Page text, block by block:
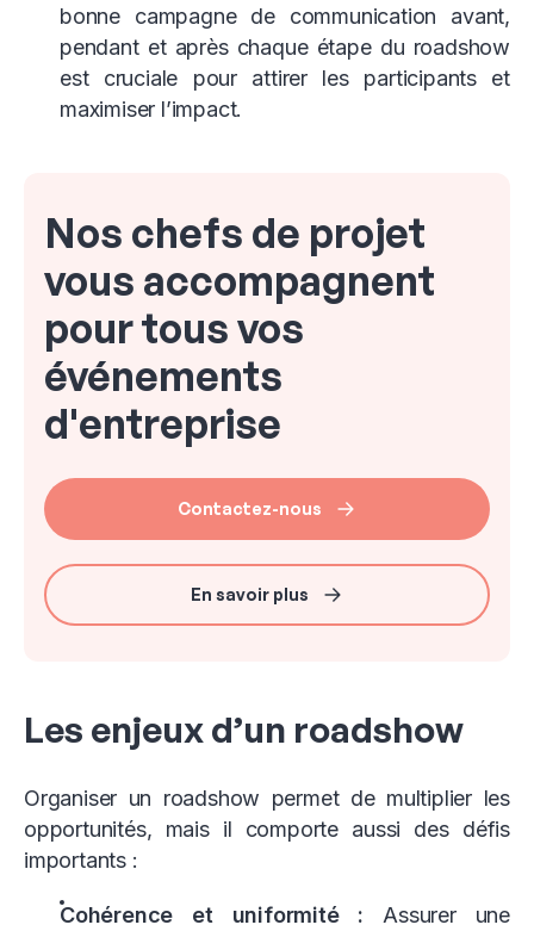
bonne campagne de communication avant,
pendant et après chaque étape du roadshow
est cruciale pour attirer les participants et
maximiser l’impact.
Nos chefs de projet
vous accompagnent
pour tous vos
événements
d'entreprise
Contactez-nous
En savoir plus
Les enjeux d’un roadshow
Organiser un roadshow permet de multiplier les
opportunités, mais il comporte aussi des défis
importants :
Cohérence et uniformité : Assurer une